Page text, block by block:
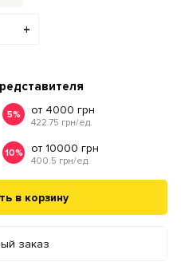
+
5% от 4000 грн
422.75 грн/ед.
10% от 10000 грн
400.5 грн/ед.
в корзину
заказ